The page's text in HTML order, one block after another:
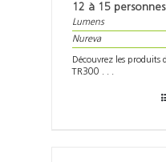
12 à 15
Lumens
Nureva
Découvrez les produits
TR300 . . .